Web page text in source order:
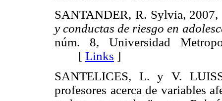
SANTANDER, R. Sylvia, 2007,
y conductas de riesgo en
núm. 8, Universidad
[ Links ]
SANTELICES, L. y V.
profesores acerca de variables